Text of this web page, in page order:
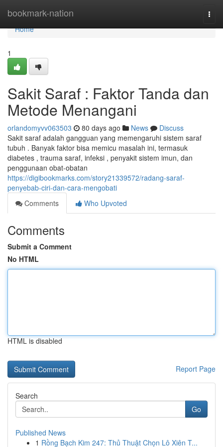
bookmark-nation
Home
Home
1
Sakit Saraf : Faktor Tanda dan
Metode Menangani
orlandomyvv063503 80 days ago News
Discuss
Sakit saraf adalah gangguan yang memengaruhi sistem saraf
tubuh . Banyak faktor bisa memicu masalah ini, termasuk
diabetes , trauma saraf, infeksi , penyakit sistem imun, dan
penggunaan obat-obatan
https://digibookmarks.com/story21339572/radang-saraf-
penyebab-ciri-dan-cara-mengobati
Comments
Who Upvoted
Comments
Submit a Comment
No HTML
HTML is disabled
Report Page
Search
Go
Published News
1 Rồng Bạch Kim 247: Thủ Thuật Chọn Lô Xiên T...